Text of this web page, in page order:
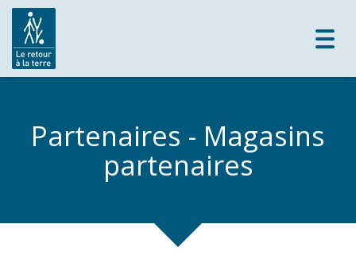
Partenaires - Magasins
partenaires